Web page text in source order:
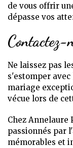
de vous offrir
dépasse vos
Ne laissez pas
s'estomper
mariage
vécue lors de
Chez Annelaure
passionnés par
mémorables et